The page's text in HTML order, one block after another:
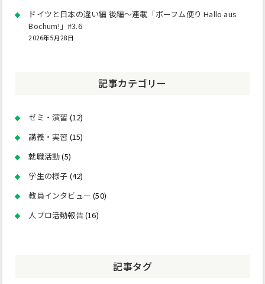
ドイツと日本の違い編 後編～連載「ボーフム便り Hallo aus
Bochum!」#3.6
2026年5月28日
記事カテゴリー
ゼミ・演習 (12)
講義・実習 (15)
就職活動(5)
学生の様子 (42)
教員インタビュー (50)
人プロ活動報告(16)
記事タグ